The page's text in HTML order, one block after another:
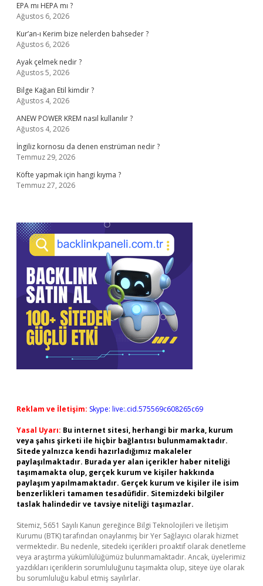
EPA mı HEPA mı ?
Ağustos 6, 2026
Kur’an-ı Kerim bize nelerden bahseder ?
Ağustos 6, 2026
Ayak çelmek nedir ?
Ağustos 5, 2026
Bilge Kağan Etil kimdir ?
Ağustos 4, 2026
ANEW POWER KREM nasıl kullanılır ?
Ağustos 4, 2026
İngiliz kornosu da denen enstrüman nedir ?
Temmuz 29, 2026
Köfte yapmak için hangi kıyma ?
Temmuz 27, 2026
Reklam ve İletişim: Skype: live:.cid.575569c608265c69
Yasal Uyarı: Bu internet sitesi, herhangi bir marka, kurum
veya şahıs şirketi ile hiçbir bağlantısı bulunmamaktadır.
Sitede yalnızca kendi hazırladığımız makaleler
paylaşılmaktadır. Burada yer alan içerikler haber niteliği
taşımamakta olup, gerçek kurum ve kişiler hakkında
paylaşım yapılmamaktadır. Gerçek kurum ve kişiler ile isim
benzerlikleri tamamen tesadüfidir. Sitemizdeki bilgiler
taslak halindedir ve tavsiye niteliği taşımazlar.
Sitemiz, 5651 Sayılı Kanun gereğince Bilgi Teknolojileri ve İletişim
Kurumu (BTK) tarafından onaylanmış bir Yer Sağlayıcı olarak hizmet
vermektedir. Bu nedenle, sitedeki içerikleri proaktif olarak denetleme
veya araştırma yükümlülüğümüz bulunmamaktadır. Ancak, üyelerimiz
yazdıkları içeriklerin sorumluluğunu taşımakta olup, siteye üye olarak
bu sorumluluğu kabul etmiş sayılırlar.